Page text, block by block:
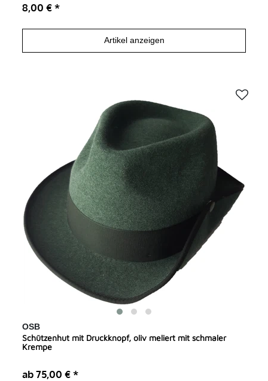
8,00 € *
Artikel anzeigen
OSB
Schützenhut mit Druckknopf, oliv meliert mit schmaler
Krempe
ab 75,00 € *